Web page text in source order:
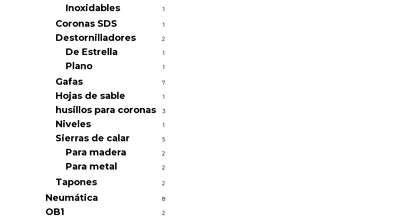
Inoxidables 1
Coronas SDS 1
Destornilladores 2
De Estrella 1
Plano 1
Gafas 7
Hojas de sable 1
husillos para coronas 3
Niveles 1
Sierras de calar 5
Para madera 2
Para metal 2
Tapones 2
Neumática 8
OB1 2